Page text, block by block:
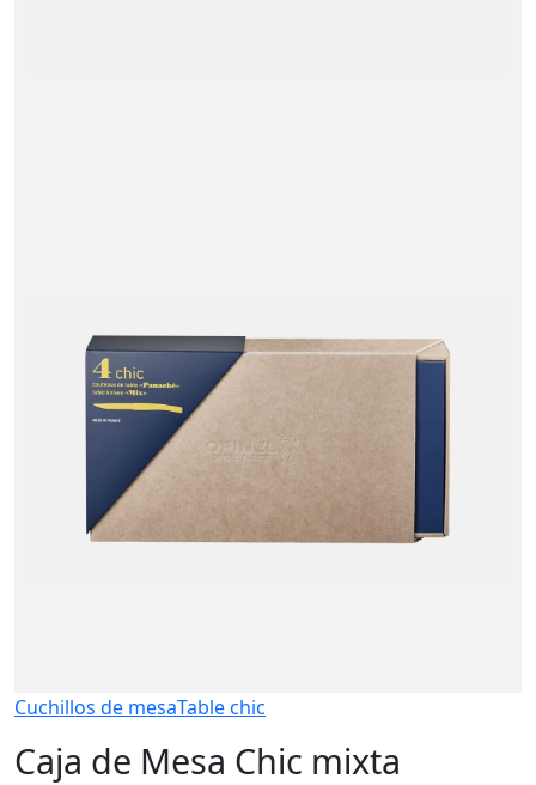
Cuchillos de mesaTable chic
Caja de Mesa Chic mixta